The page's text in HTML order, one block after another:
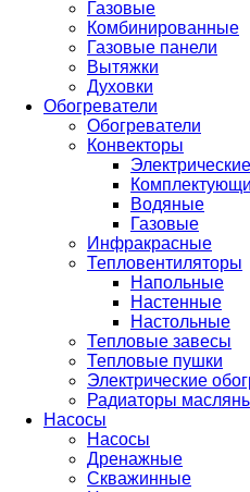
Газовые
Комбинированные
Газовые панели
Вытяжки
Духовки
Обогреватели
Обогреватели
Конвекторы
Электрические
Водяные
Газовые
Инфракрасные
Тепловентиляторы
Напольные
Настенные
Настольные
Тепловые завесы
Тепловые пушки
Электрические
Радиаторы
Насосы
Насосы
Дренажные
Скважинные